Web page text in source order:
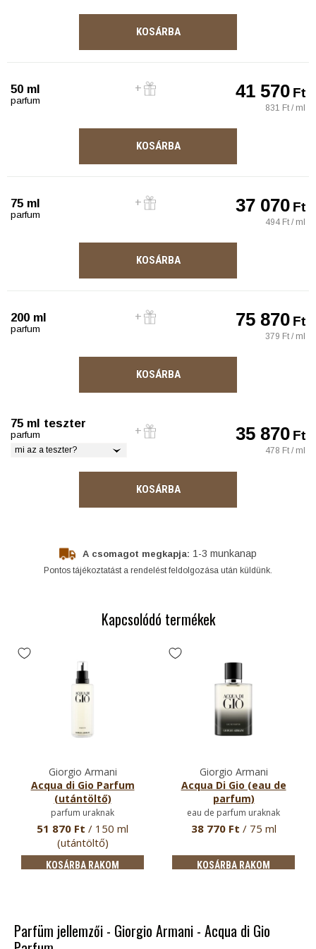
KOSÁRBA
50 ml
parfum 41 570Ft
831 Ft / ml
KOSÁRBA
75 ml
parfum 37 070Ft
494 Ft / ml
KOSÁRBA
200 ml
parfum 75 870Ft
379 Ft / ml
KOSÁRBA
75 ml teszter
parfum
mi az a teszter?
35 870Ft
478 Ft / ml
KOSÁRBA
A csomagot megkapja: 1-3 munkanap
Pontos tájékoztatást a rendelést feldolgozása után küldünk.
Kapcsolódó termékek
Giorgio Armani
Acqua di Gio Parfum
(utántöltő)
parfum uraknak
51 870 Ft / 150 ml
(utántöltő)
KOSÁRBA RAKOM
Giorgio Armani
Acqua Di Gio (eau de
parfum)
eau de parfum uraknak
38 770 Ft / 75 ml
KOSÁRBA RAKOM
Parfüm jellemzői - Giorgio Armani - Acqua di Gio